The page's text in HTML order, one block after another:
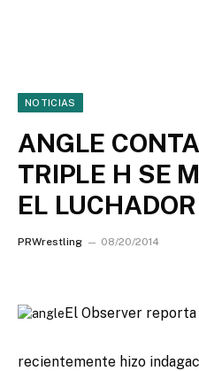
NOTICIAS
ANGLE
TRIPLE H SE
EL LUCHADOR
PRWrestling 08/20/2014
El Observer
recientemente hizo